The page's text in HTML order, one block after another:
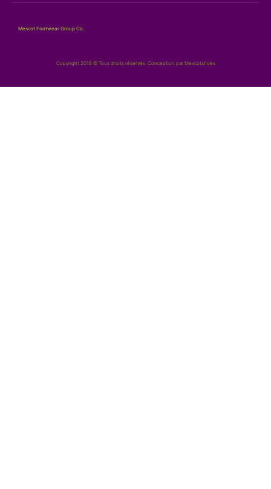
Mescot Footwear Group Co.
Copyright 2018 © Tous droits réservés. Conception par Mescotshoes